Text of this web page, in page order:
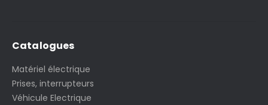
Catalogues
Matériel électrique
Prises, interrupteurs
Véhicule Electrique